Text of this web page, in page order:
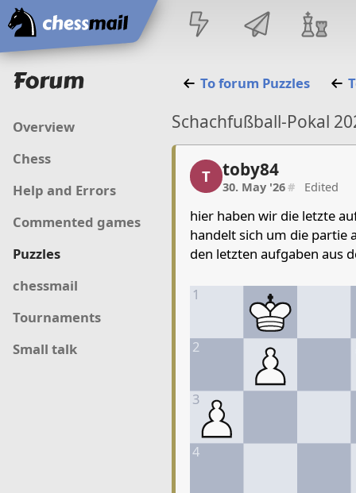
Home
Forum
Overview
Chess
Help and Errors
Commented games
Puzzles
chessmail
Tournaments
Small talk
To forum Puzzles
Schachfußball-Pokal
toby84, 1/12, 30. May
T toby84
30. May '26# Edited
hier haben wir die letzte
handelt sich um die partie
den letzten aufgaben aus
1
2
3
4